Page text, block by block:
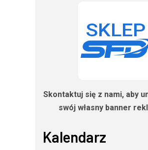
Skontaktuj się z nami, aby
swój własny banner
Kalendarz